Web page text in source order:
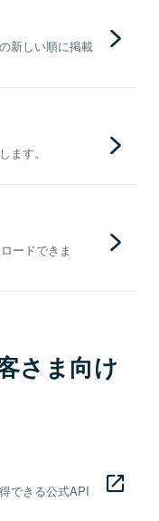
新しい順に掲載
ます。
ードできま
さま向け
できる公式API